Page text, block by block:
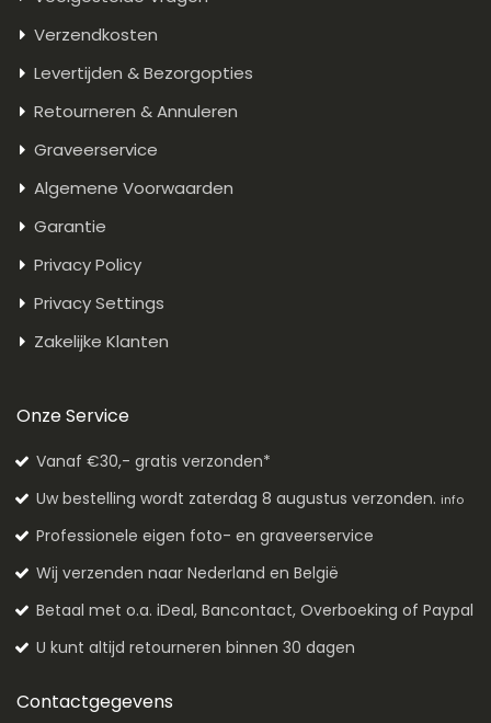
Verzendkosten
Levertijden & Bezorgopties
Retourneren & Annuleren
Graveerservice
Algemene Voorwaarden
Garantie
Privacy Policy
Privacy Settings
Zakelijke Klanten
Onze Service
Vanaf €30,- gratis verzonden*
Uw bestelling wordt zaterdag 8 augustus verzonden. info
Professionele eigen foto- en graveerservice
Wij verzenden naar Nederland en België
Betaal met o.a. iDeal, Bancontact, Overboeking of Paypal
U kunt altijd retourneren binnen 30 dagen
Contactgegevens